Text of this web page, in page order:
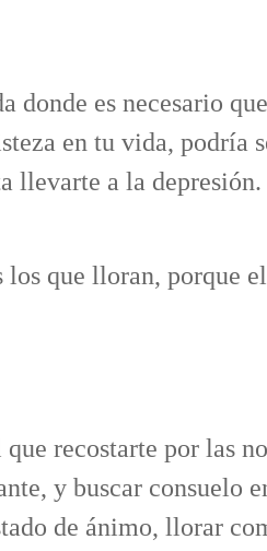
donde es necesario
en tu vida, podría
llevarte a la depresión.
los que lloran, porque
recostarte por las
y buscar consuelo
de ánimo, llorar